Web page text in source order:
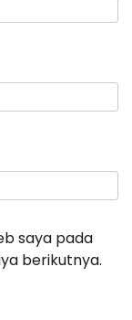
saya pada
berikutnya.